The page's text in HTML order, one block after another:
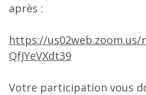
après :
https://us02web.zoom.us/
QfJYeVXdt39
Votre participation vous